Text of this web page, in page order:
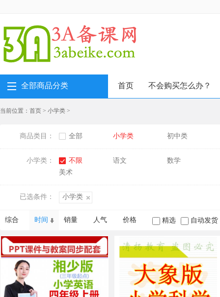
全部商品分类 首页 不会购买怎么办？
当前位置： 首页 > 小学类 >
商品类目： 全部 小学类 初中类
小学类： 不限 语文
数学
美术
已选条件： 小学类
综合 时间 销量 人气 价格 精选 自动发货